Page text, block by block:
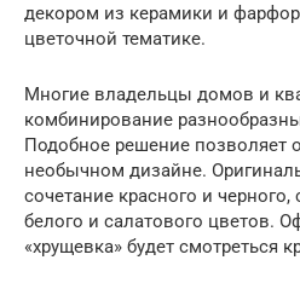
декором из керамики и
цветочной тематике.
Многие владельцы домов и
комбинирование
Подобное решение позволяет
необычном дизайне.
сочетание красного и черного,
белого и салатового цветов.
«хрущевка» будет смотреться